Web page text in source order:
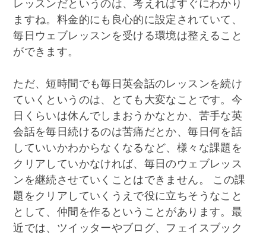
レッスンだというのは、考えればすぐにわかり
ますね。料金的にも良心的に設定されていて、
毎日ウェブレッスンを受ける環境は整えること
ができます。
ただ、短時間でも毎日英会話のレッスンを続け
ていくというのは、とても大変なことです。今
日くらいは休んでしまおうかなとか、苦手な英
会話を毎日続けるのは苦痛だとか、毎日何を話
していいかわからなくなるなど、様々な課題を
クリアしていかなければ、毎日のウェブレッス
ンを継続させていくことはできません。 この課
題をクリアしていくうえで役に立ちそうなこと
として、仲間を作るということがあります。最
近では、ツイッターやブログ、フェイスブック